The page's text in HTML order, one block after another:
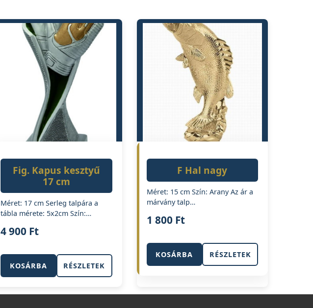
Fig. Kapus kesztyű
17 cm
Méret: 17 cm Serleg talpára a
tábla mérete: 5x2cm Szín:…
4 900 Ft
KOSÁRBA RÉSZLETEK
F Hal nagy
Méret: 15 cm Szín: Arany Az ár a
márvány talp…
1 800 Ft
KOSÁRBA RÉSZLETEK